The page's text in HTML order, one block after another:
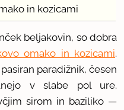
in kozicami
beljakovin, so dobra
omako in kozicami.
paradižnik, česen
v slabe pol ure.
sirom in baziliko —